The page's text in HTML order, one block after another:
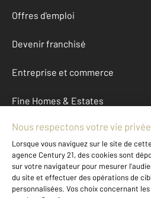
Offres d'emploi
Devenir franchisé
Entreprise et commerce
Fine Homes & Estates
À propos
International
Nous contacter